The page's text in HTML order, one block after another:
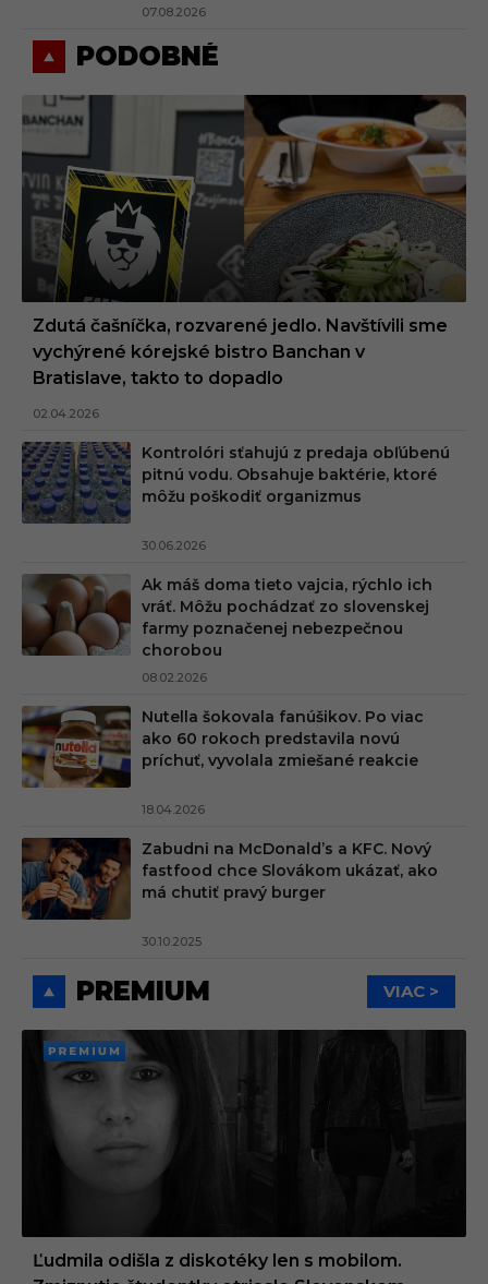
07.08.2026
PODOBNÉ
Zdutá čašníčka, rozvarené jedlo. Navštívili sme
vychýrené kórejské bistro Banchan v
Bratislave, takto to dopadlo
02.04.2026
Kontrolóri sťahujú z predaja obľúbenú
pitnú vodu. Obsahuje baktérie, ktoré
môžu poškodiť organizmus
30.06.2026
Ak máš doma tieto vajcia, rýchlo ich
vráť. Môžu pochádzať zo slovenskej
farmy poznačenej nebezpečnou
chorobou
08.02.2026
Nutella šokovala fanúšikov. Po viac
ako 60 rokoch predstavila novú
príchuť, vyvolala zmiešané reakcie
18.04.2026
Zabudni na McDonald’s a KFC. Nový
fastfood chce Slovákom ukázať, ako
má chutiť pravý burger
30.10.2025
PREMIUM VIAC >
PREMI
UM
Ľudmila odišla z diskotéky len s mobilom.